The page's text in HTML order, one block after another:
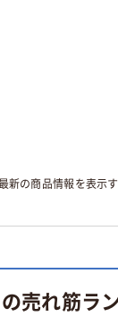
新の商品情報を表示
売れ筋ラ